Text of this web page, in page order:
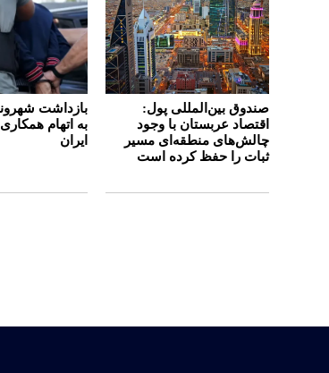
صندوق بین‌المللی پول:
اقتصاد عربستان با وجود
چالش‌های منطقه‌ای مسیر
ثبات را حفظ کرده است
بازداشت شهروند
به اتهام
ایران